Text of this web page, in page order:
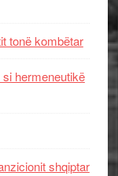
tonë kombëtar
hermeneutikë
shqiptar